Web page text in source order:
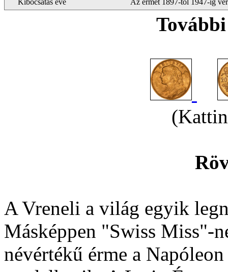
A Vreneli a világ egyik
Másképpen "Swiss Miss"-
névértékű érme a